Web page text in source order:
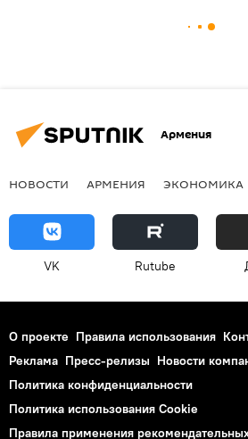
Армения
НОВОСТИ АРМЕНИЯ ЭКОНОМИКА
VK Rutube
О проекте Правила использования
Реклама Пресс-релизы Новости
Политика конфиденциальности
Политика использования Cookie
Правила применения